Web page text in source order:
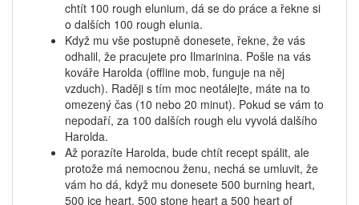
chtít 100 rough elunium, dá se do práce a řekne si
o dalších 100 rough elunia.
Když mu vše postupně donesete, řekne, že vás
odhalil, že pracujete pro Ilmarinina. Pošle na vás
kováře Harolda (offline mob, funguje na něj
vzduch). Raději s tím moc neotálejte, máte na to
omezený čas (10 nebo 20 minut). Pokud se vám to
nepodaří, za 100 dalších rough elu vyvolá dalšího
Harolda.
Až porazíte Harolda, bude chtít recept spálit, ale
protože má nemocnou ženu, nechá se umluvit, že
vám ho dá, když mu donesete 500 burning heart,
500 ice heart, 500 stone heart a 500 heart of